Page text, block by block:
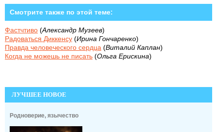
Смотрите также по этой теме:
Фастчтиво (Александр Музеев)
Радоваться Диккенсу (Ирина Гончаренко)
Правда человеческого сердца (Виталий Каплан)
Когда не можешь не писать (Ольга Ерискина)
ЛУЧШЕЕ НОВОЕ
Родноверие, язычество